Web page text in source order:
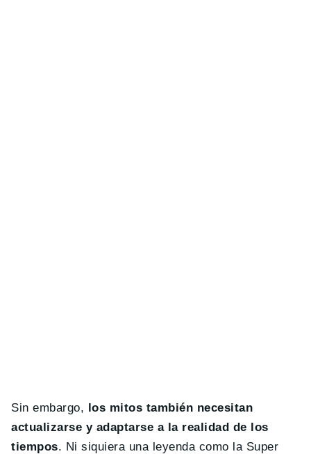
Sin embargo, los mitos también necesitan
actualizarse y adaptarse a la realidad de los
tiempos. Ni siquiera una leyenda como la Super